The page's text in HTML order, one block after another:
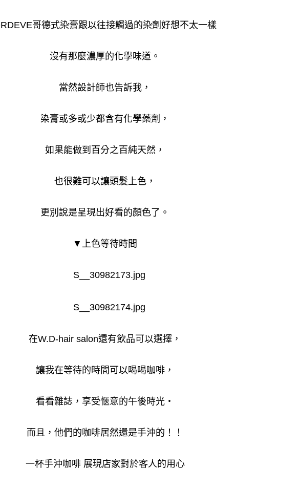
哥德式染膏跟以往接觸過的染劑好想不太一樣
沒有那麼濃厚的化學味道。
當然設計師也告訴我，
染膏或多或少都含有化學藥劑，
如果能做到百分之百純天然，
也很難可以讓頭髮上色，
更別說是呈現出好看的顏色了。
▼上色等待時間
在W.D-hair salon還有飲品可以選擇，
讓我在等待的時間可以喝喝咖啡，
看看雜誌，享受愜意的午後時光‧
而且，他們的咖啡居然還是手沖的！！
一杯手沖咖啡 展現店家對於客人的用心